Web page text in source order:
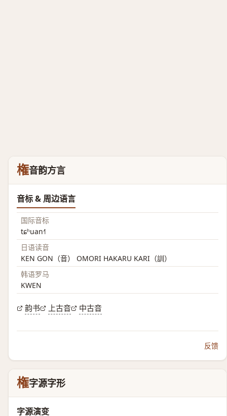
権音韵方言
音标 & 周边语言
国际音标
tɕʰuan˧˥
日语读音
KEN GON（音） OMORI HAKARU KARI（訓）
韩语罗马
KWEN
韵书 上古音 中古音
反馈
権字源字形
字源演变